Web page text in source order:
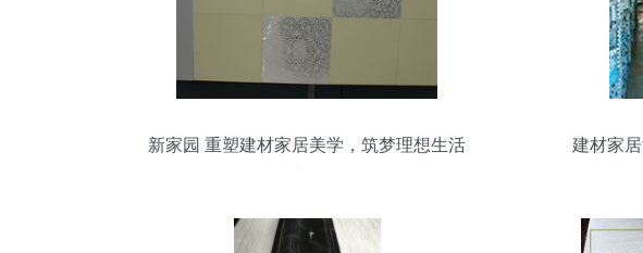
新家园 重塑建材家居美学，筑梦理想生活
建材家